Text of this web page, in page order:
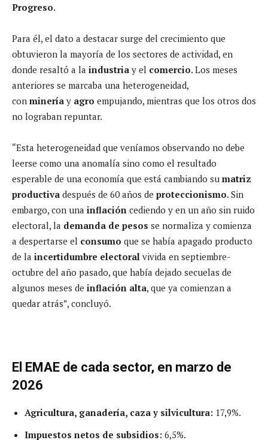
Progreso.
Para él, el dato a destacar surge del crecimiento que
obtuvieron la mayoría de los sectores de actividad, en
donde resaltó a la industria y el comercio. Los meses
anteriores se marcaba una heterogeneidad,
con minería y agro empujando, mientras que los otros dos
no lograban repuntar.
“Esta heterogeneidad que veníamos observando no debe
leerse como una anomalía sino como el resultado
esperable de una economía que está cambiando su matriz
productiva después de 60 años de proteccionismo. Sin
embargo, con una inflación cediendo y en un año sin ruido
electoral, la demanda de pesos se normaliza y comienza
a despertarse el consumo que se había apagado producto
de la incertidumbre electoral vivida en septiembre-
octubre del año pasado, que había dejado secuelas de
algunos meses de inflación alta, que ya comienzan a
quedar atrás”, concluyó.
El EMAE de cada sector, en marzo de
2026
Agricultura, ganadería, caza y silvicultura: 17,9%.
Impuestos netos de subsidios: 6,5%.